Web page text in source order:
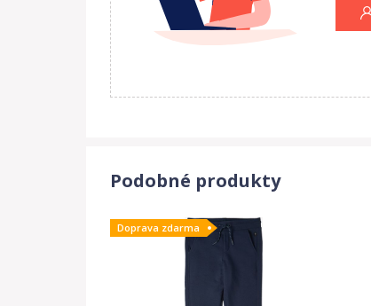
Podobné produkty
Doprava zdarma